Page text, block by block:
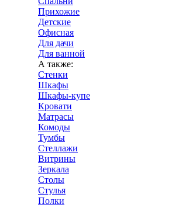
Прихожие
Детские
Офисная
Для дачи
Для ванной
А также:
Стенки
Шкафы
Шкафы-купе
Кровати
Матрасы
Комоды
Тумбы
Стеллажи
Витрины
Зеркала
Столы
Стулья
Полки